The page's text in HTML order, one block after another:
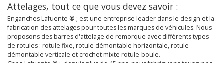
Attelages, tout ce que vous devez savoir :
Enganches Lafuente ® ; est une entreprise leader dans le design et la
fabrication des attelages pour toutes les marques de véhicules. Nous
proposons des barres d'attelage de remorque avec différents types
de rotules : rotule fixe, rotule démontable horizontale, rotule
démontable verticale et crochet mixte rotule-boule.